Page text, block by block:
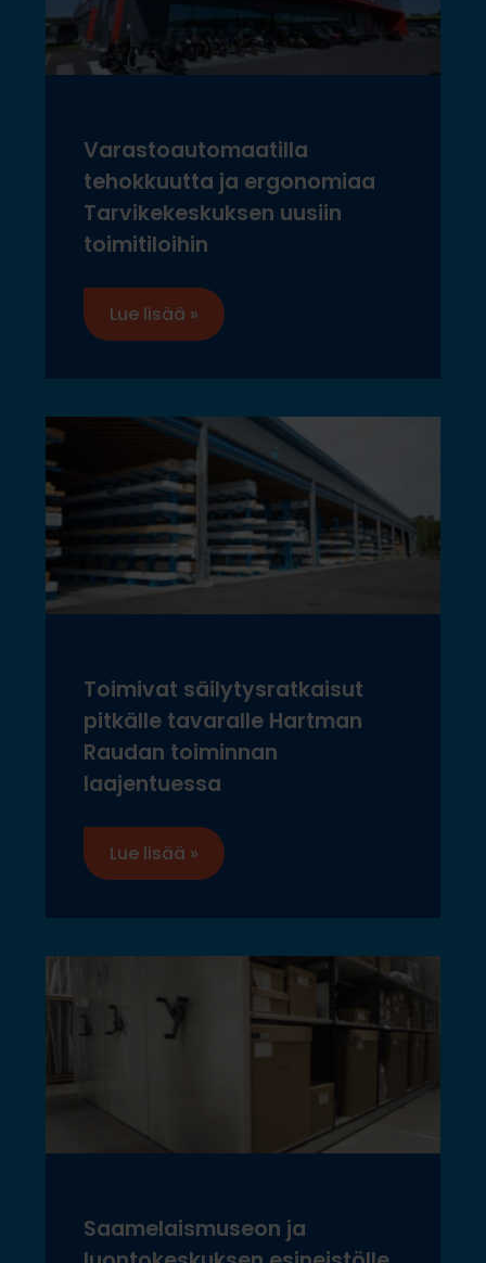
Varastoautomaatilla
tehokkuutta ja ergonomiaa
Tarvikekeskuksen uusiin
toimitiloihin
Lue lisää »
Toimivat säilytysratkaisut
pitkälle tavaralle Hartman
Raudan toiminnan
laajentuessa
Lue lisää »
Saamelaismuseon ja